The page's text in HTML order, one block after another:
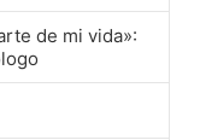
de mi vida»: